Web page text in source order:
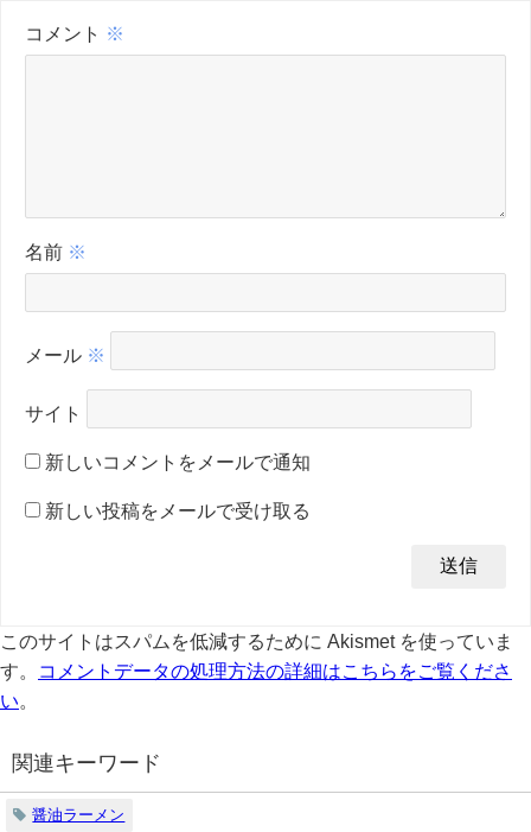
コメント ※
名前 ※
メール ※
サイト
新しいコメントをメールで通知
新しい投稿をメールで受け取る
このサイトはスパムを低減するために Akismet を使っていま
す。
コメントデータの処理方法の詳細はこちらをご覧くださ
い
関連キーワード
醤油ラーメン